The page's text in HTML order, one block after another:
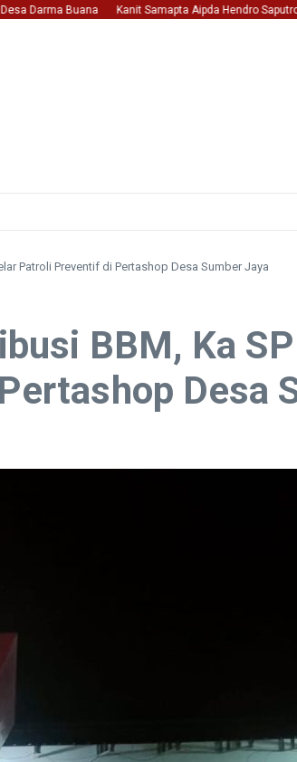
Buana Kanit Samapta Aipda Hendro Saputro
Patroli Preventif di Pertashop Desa Sumber Jaya
BBM, Ka
Desa